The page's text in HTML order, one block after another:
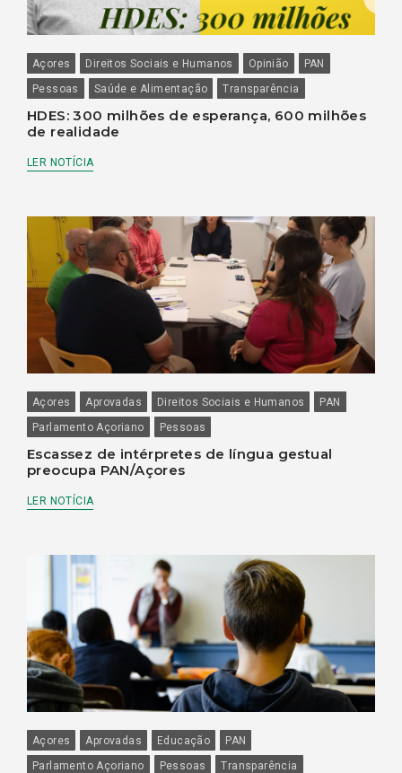
Açores Direitos Sociais e Humanos Opinião
PAN
Pessoas
Saúde e Alimentação Transparência
HDES: 300 milhões de esperança, 600 milhões
de realidade
LER NOTÍCIA
Açores Aprovadas Direitos Sociais e Humanos
PAN
Parlamento Açoriano
Pessoas
Escassez de intérpretes de língua gestual
preocupa PAN/Açores
LER NOTÍCIA
Açores Aprovadas Educação
PAN
Parlamento Açoriano
Pessoas Transparência